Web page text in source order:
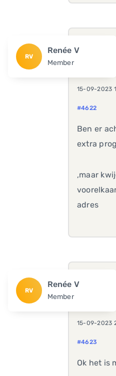
RV
Renée V
Member
15-09-2023
#4622
Ben er
extra
,maar
adres
RV
Renée V
Member
15-09-2023
#4623
Ok het is